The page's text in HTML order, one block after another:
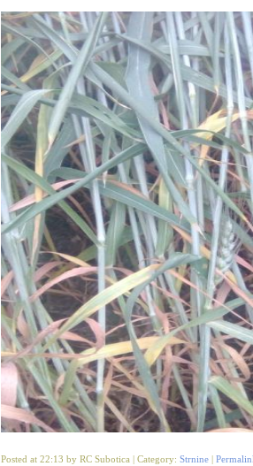
Posted at 22:13 by RC Subotica | Category: Strnine